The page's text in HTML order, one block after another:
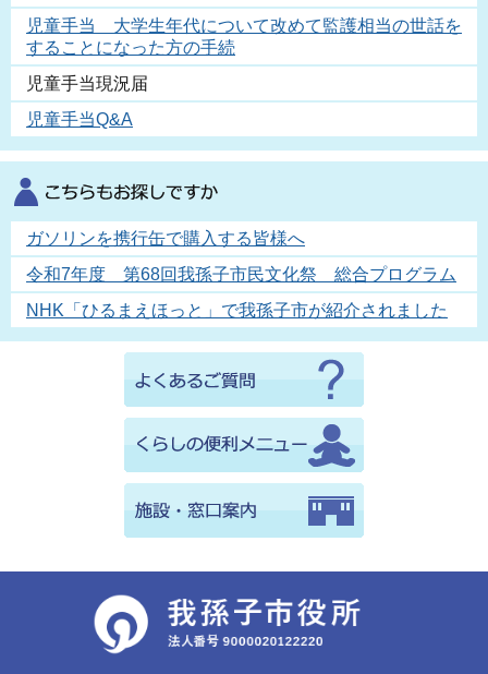
児童手当 大学生年代について改めて監護相当の世話を
することになった方の手続
児童手当現況届
児童手当Q&A
ガソリンを携行缶で購入する皆様へ
令和7年度 第68回我孫子市民文化祭 総合プログラム
NHK「ひるまえほっと」で我孫子市が紹介されました